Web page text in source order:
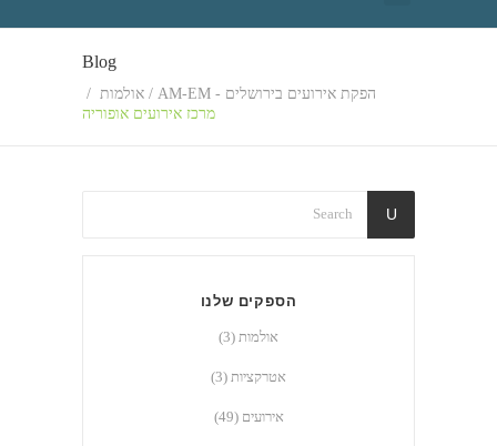
Blog
הפקת אירועים בירושלים - AM-EM / אולמות /
מרכז אירועים אופוריה
הספקים שלנו
אולמות (3)
אטרקציות (3)
אירועים (49)